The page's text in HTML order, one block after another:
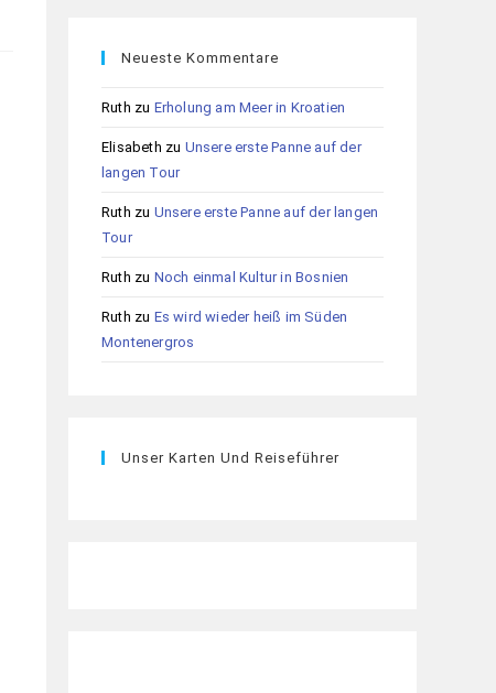
Neueste Kommentare
Ruth zu Erholung am Meer in Kroatien
Elisabeth zu Unsere erste Panne auf der
langen Tour
Ruth zu Unsere erste Panne auf der langen
Tour
Ruth zu Noch einmal Kultur in Bosnien
Ruth zu Es wird wieder heiß im Süden
Montenergros
Unser Karten Und Reiseführer